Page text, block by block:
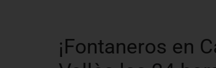
¡Fontaneros en